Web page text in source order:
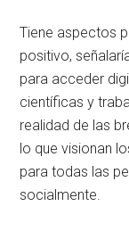
Tiene aspectos
positivo,
para acceder
científicas y
realidad de las
lo que visionan
para todas las
socialmente.